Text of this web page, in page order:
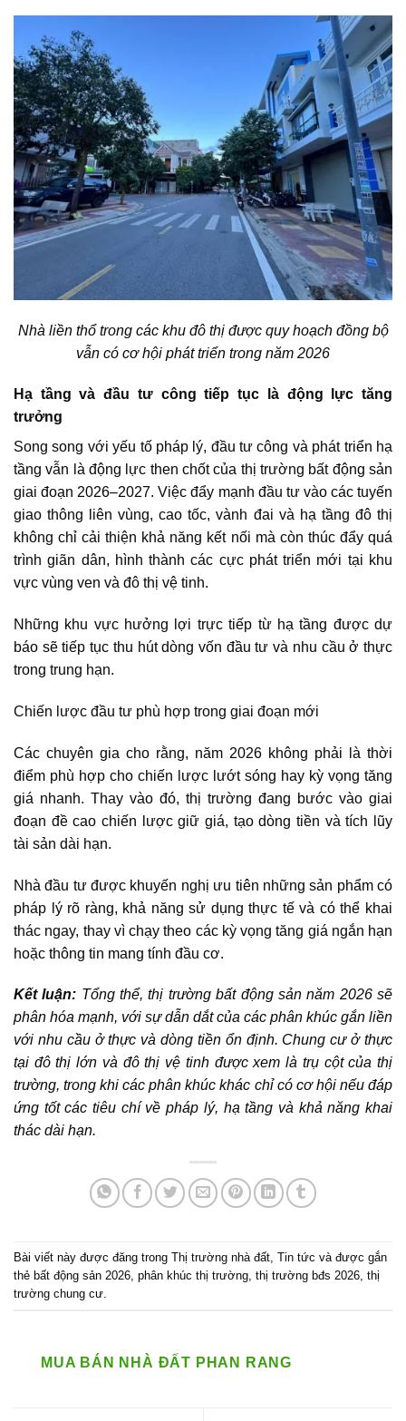
Nhà liền thổ trong các khu đô thị được quy hoạch đồng bộ
vẫn có cơ hội phát triển trong năm 2026
Hạ tầng và đầu tư công tiếp tục là động lực tăng
trưởng
Song song với yếu tố pháp lý, đầu tư công và phát triển hạ
tầng vẫn là động lực then chốt của thị trường bất động sản
giai đoạn 2026–2027. Việc đẩy mạnh đầu tư vào các tuyến
giao thông liên vùng, cao tốc, vành đai và hạ tầng đô thị
không chỉ cải thiện khả năng kết nối mà còn thúc đẩy quá
trình giãn dân, hình thành các cực phát triển mới tại khu
vực vùng ven và đô thị vệ tinh.
Những khu vực hưởng lợi trực tiếp từ hạ tầng được dự
báo sẽ tiếp tục thu hút dòng vốn đầu tư và nhu cầu ở thực
trong trung hạn.
Chiến lược đầu tư phù hợp trong giai đoạn mới
Các chuyên gia cho rằng, năm 2026 không phải là thời
điểm phù hợp cho chiến lược lướt sóng hay kỳ vọng tăng
giá nhanh. Thay vào đó, thị trường đang bước vào giai
đoạn đề cao chiến lược giữ giá, tạo dòng tiền và tích lũy
tài sản dài hạn.
Nhà đầu tư được khuyến nghị ưu tiên những sản phẩm có
pháp lý rõ ràng, khả năng sử dụng thực tế và có thể khai
thác ngay, thay vì chạy theo các kỳ vọng tăng giá ngắn hạn
hoặc thông tin mang tính đầu cơ.
Kết luận: Tổng thể, thị trường bất động sản năm 2026 sẽ
phân hóa mạnh, với sự dẫn dắt của các phân khúc gắn liền
với nhu cầu ở thực và dòng tiền ổn định. Chung cư ở thực
tại đô thị lớn và đô thị vệ tinh được xem là trụ cột của thị
trường, trong khi các phân khúc khác chỉ có cơ hội nếu đáp
ứng tốt các tiêu chí về pháp lý, hạ tầng và khả năng khai
thác dài hạn.
Bài viết này được đăng trong Thị trường nhà đất Tin tức và được gắn
thẻ bất động sản 2026 phân khúc thị trường thị trường bđs 2026 thị
trường chung cư
MUA BÁN NHÀ ĐẤT PHAN RANG